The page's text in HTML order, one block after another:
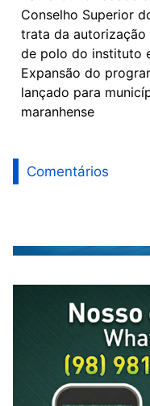
Conselho Superior
trata da autorização
de polo do instituto
Expansão do
lançado para
maranhense
Comentários